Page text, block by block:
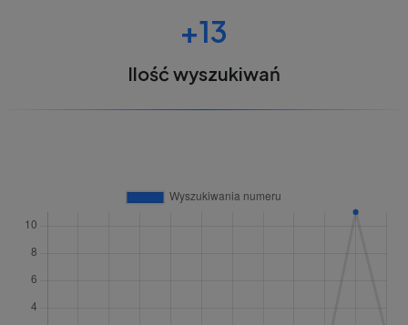
+13
Ilość wyszukiwań